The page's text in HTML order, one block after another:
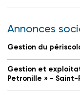
Annonces
Gestion du
Gestion et
Petronille » -